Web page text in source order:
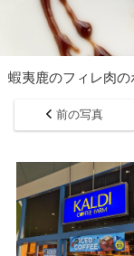
蝦夷鹿のフィレ肉
前の写真